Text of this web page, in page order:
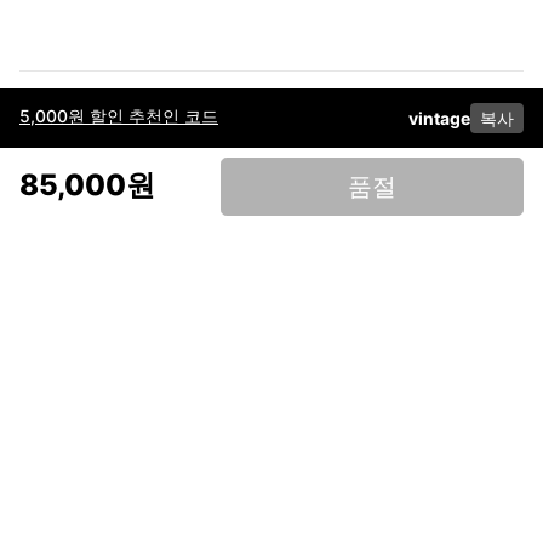
5,000원 할인 추천인 코드 vintage 복사
85,000원 품절
이용약관고객센터판매개인정보 처리방침사업자 정보다운로드